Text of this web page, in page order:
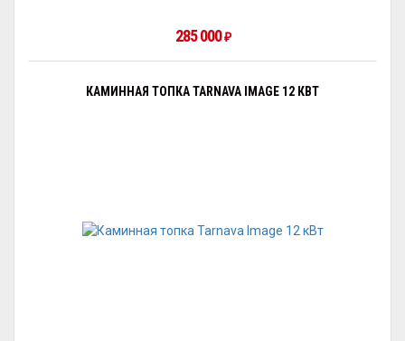
285 000₽
КАМИННАЯ ТОПКА TARNAVA IMAGE 12 КВТ